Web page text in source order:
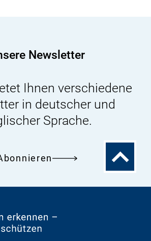
Vergiftungen
Newsletter
Ihnen verschiedene
in deutscher und
Sprache.
Zum